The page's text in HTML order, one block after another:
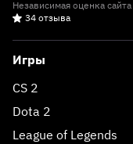
Независимая оценка сайта
34 отзыва
Игры
CS 2
Dota 2
League of Legends